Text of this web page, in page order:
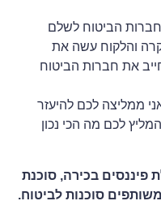
הביטוח לשלם
והלקוח עשה את
את חברות הביטוח
ממליצה לכם להיעזר
לכם מה הכי נכון
בכירה, סוכנת
סוכנות לביטוח.